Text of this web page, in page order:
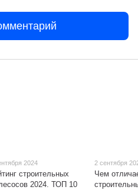
2024
строительных
2024. ТОП 10
2 сентября
Чем